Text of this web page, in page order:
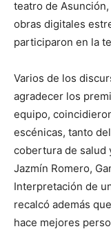
teatro de
obras digitales
participaron en la
Varios de los
agradecer los
equipo,
escénicas, tanto
cobertura de salud
Jazmín Romero,
Interpretación de
recalcó además
hace mejores